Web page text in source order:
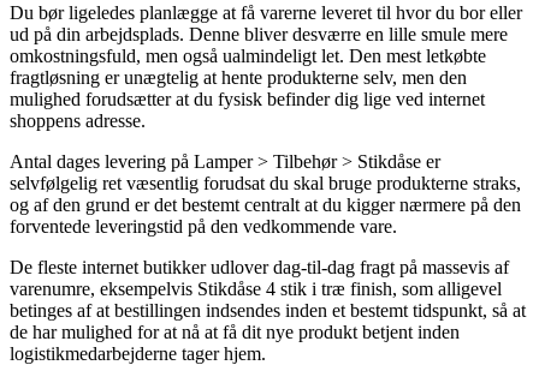
Du bør ligeledes planlægge at få varerne leveret til hvor du bor eller
ud på din arbejdsplads. Denne bliver desværre en lille smule mere
omkostningsfuld, men også ualmindeligt let. Den mest letkøbte
fragtløsning er unægtelig at hente produkterne selv, men den
mulighed forudsætter at du fysisk befinder dig lige ved internet
shoppens adresse.
Antal dages levering på Lamper > Tilbehør > Stikdåse er
selvfølgelig ret væsentlig forudsat du skal bruge produkterne straks,
og af den grund er det bestemt centralt at du kigger nærmere på den
forventede leveringstid på den vedkommende vare.
De fleste internet butikker udlover dag-til-dag fragt på massevis af
varenumre, eksempelvis Stikdåse 4 stik i træ finish, som alligevel
betinges af at bestillingen indsendes inden et bestemt tidspunkt, så at
de har mulighed for at nå at få dit nye produkt betjent inden
logistikmedarbejderne tager hjem.